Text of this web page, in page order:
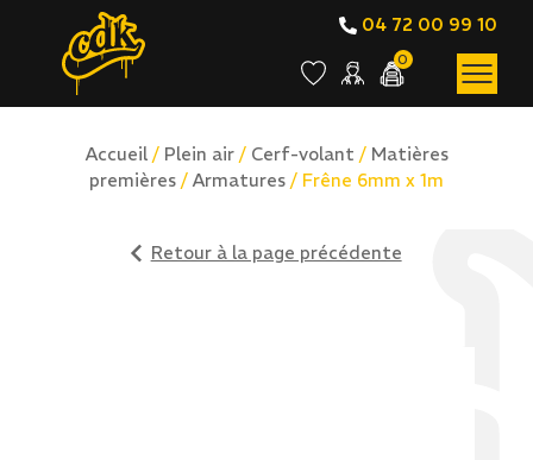
04 72 00 99 10
0
Accueil/ Plein air/ Cerf-volant / Matières
premières / Armatures / Frêne 6mm x 1m
Retour à la page précédente